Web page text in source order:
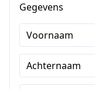
Gegevens
Voornaam
Achternaam